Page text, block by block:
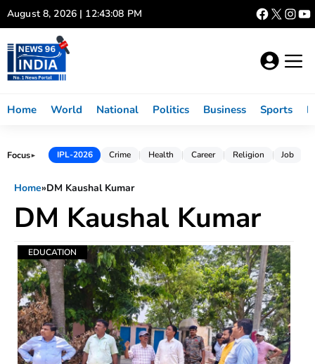
Skip
to
content
August 8, 2026 | 12:43:08 PM
Home World National Politics Business Sports
Focus► IPL-2026 Crime Health Career Religion Job
Home»DM Kaushal Kumar
DM Kaushal Kumar
EDUCATION